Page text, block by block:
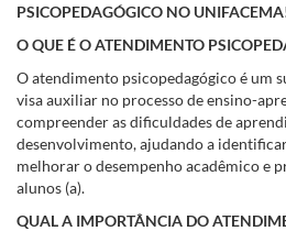
PSICOPEDAGÓGICO NO
O QUE É O ATENDIMENTO
O atendimento psicopedagógico é um
visa auxiliar no processo de ensino-
compreender as dificuldades de
desenvolvimento, ajudando a
melhorar o desempenho acadêmico e
alunos (a).
QUAL A IMPORTÂNCIA DO